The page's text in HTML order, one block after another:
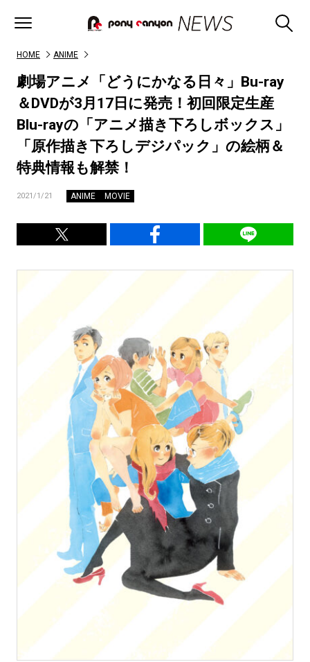
HOME ANIME
劇場アニメ「どうにかなる日々」Bu-ray
＆DVDが3月17日に発売！初回限定生産
Blu-rayの「アニメ描き下ろしボックス」
「原作描き下ろしデジパック」の絵柄＆
特典情報も解禁！
2021/1/21 ANIME MOVIE